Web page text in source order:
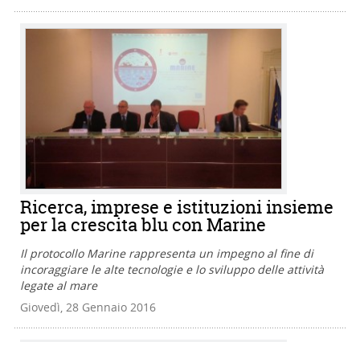
Ricerca, imprese e istituzioni insieme
per la crescita blu con Marine
Il protocollo Marine rappresenta un impegno al fine di
incoraggiare le alte tecnologie e lo sviluppo delle attività
legate al mare
Giovedì, 28 Gennaio 2016